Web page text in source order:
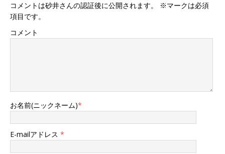
コメントは砂井さんの認証後に公開されます。 ※マークは必須
項目です。
コメント
お名前(ニックネーム)*
E-mailアドレス *